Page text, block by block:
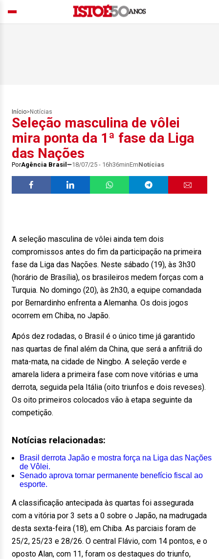
Início> Notícias
Seleção masculina de vôlei
mira ponta da 1ª fase da Liga
das Nações
PorAgência Brasil 18/07/25 - 16h36minEmNotícias
A seleção masculina de vôlei ainda tem dois
compromissos antes do fim da participação na primeira
fase da Liga das Nações. Neste sábado (19), às 3h30
(horário de Brasília), os brasileiros medem forças com a
Turquia. No domingo (20), às 2h30, a equipe comandada
por Bernardinho enfrenta a Alemanha. Os dois jogos
ocorrem em Chiba, no Japão.
Após dez rodadas, o Brasil é o único time já garantido
nas quartas de final além da China, que será a anfitriã do
mata-mata, na cidade de Ningbo. A seleção verde e
amarela lidera a primeira fase com nove vitórias e uma
derrota, seguida pela Itália (oito triunfos e dois reveses).
Os oito primeiros colocados vão à etapa seguinte da
competição.
Notícias relacionadas:
Brasil derrota Japão e mostra força na Liga das Nações
de Vôlei.
Senado aprova tornar permanente benefício fiscal ao
esporte.
A classificação antecipada às quartas foi assegurada
com a vitória por 3 sets a 0 sobre o Japão, na madrugada
desta sexta-feira (18), em Chiba. As parciais foram de
25/2, 25/23 e 28/26. O central Flávio, com 14 pontos, e o
oposto Alan, com 11, foram os destaques do triunfo,